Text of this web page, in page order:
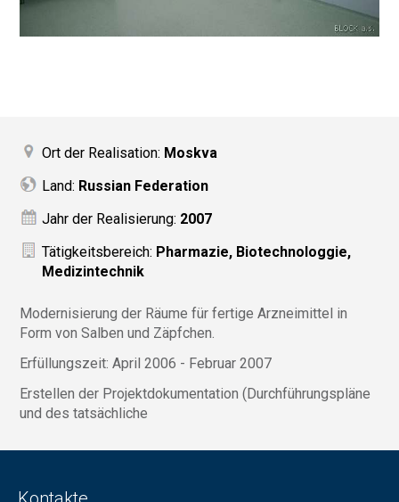
Ort der Realisation: Moskva
Land: Russian Federation
Jahr der Realisierung: 2007
Tätigkeitsbereich: Pharmazie, Biotechnologgie,
Medizintechnik
Modernisierung der Räume für fertige Arzneimittel in
Form von Salben und Zäpfchen.
Erfüllungszeit: April 2006 - Februar 2007
Erstellen der Projektdokumentation (Durchführungspläne
und des tatsächliche